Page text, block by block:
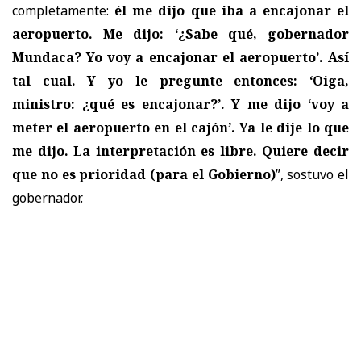
completamente: él me dijo que iba a encajonar el
aeropuerto. Me dijo: ‘¿Sabe qué, gobernador
Mundaca? Yo voy a encajonar el aeropuerto’. Así
tal cual. Y yo le pregunte entonces: ‘Oiga,
ministro: ¿qué es encajonar?’. Y me dijo ‘voy a
meter el aeropuerto en el cajón’. Ya le dije lo que
me dijo. La interpretación es libre. Quiere decir
que no es prioridad (para el Gobierno)”, sostuvo el
gobernador.